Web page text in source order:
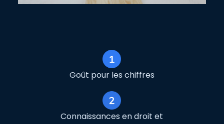
Goût pour les chiffres
Connaissances en droit et